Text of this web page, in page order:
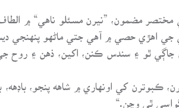
مختصر مضمون، ”نيرن مسئلو ناهي“ ۾
اهڙي حصي ۾ آهي جتي ماڻهو پنهنجي
جاڳي ٿو ۽ سندس ڪنن، اکين، ذهن ۽ روح
ڪبوترن کي اونهاري ۾ شاهه پنجو،
ٿي وڃن.“